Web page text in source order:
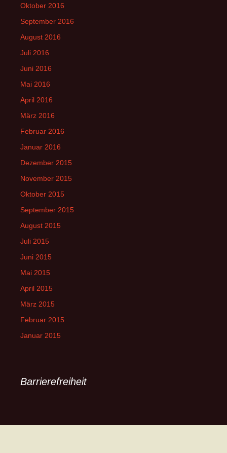
Oktober 2016
September 2016
August 2016
Juli 2016
Juni 2016
Mai 2016
April 2016
März 2016
Februar 2016
Januar 2016
Dezember 2015
November 2015
Oktober 2015
September 2015
August 2015
Juli 2015
Juni 2015
Mai 2015
April 2015
März 2015
Februar 2015
Januar 2015
Barrierefreiheit